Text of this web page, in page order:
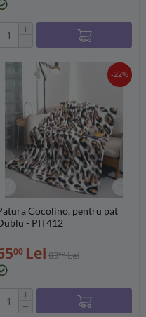
+
−
-22%
Cocolino, pentru pat
- PIT412
00 Lei 8300 Lei
+
−